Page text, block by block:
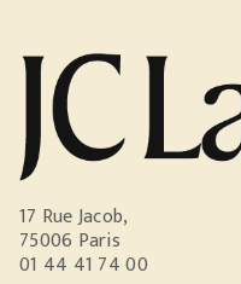
17 Rue Jacob,
75006 Paris
01 44 41 74 00